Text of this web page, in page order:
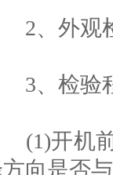
、外观检
、检验
开机前
方向是否